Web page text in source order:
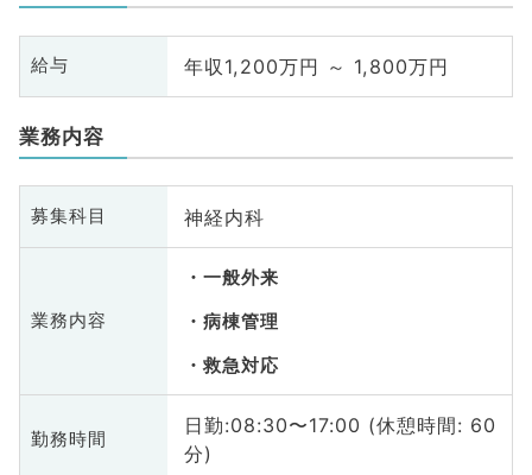
給与 年収1,200万円 ～ 1,800万円
業務内容
募集科目 神経内科
業務内容
一般外来
病棟管理
救急対応
勤務時間
日勤:08:30〜17:00 (休憩時間: 60
分)